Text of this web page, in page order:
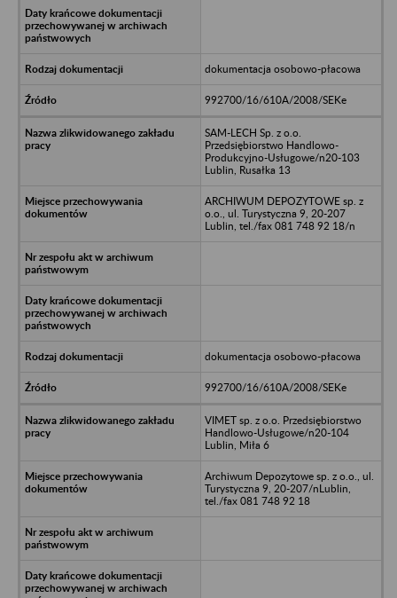
dokumentacja osobowo-płacowa
992700/16/610A/2008/SEKe
SAM-LECH Sp. z o.o.
Przedsiębiorstwo Handlowo-
Produkcyjno-Usługowe/n20-103
Lublin, Rusałka 13
ARCHIWUM DEPOZYTOWE sp. z
o.o., ul. Turystyczna 9, 20-207
Lublin, tel./fax 081 748 92 18/n
dokumentacja osobowo-płacowa
992700/16/610A/2008/SEKe
VIMET sp. z o.o. Przedsiębiorstwo
Handlowo-Usługowe/n20-104
Lublin, Miła 6
Archiwum Depozytowe sp. z o.o., ul.
Turystyczna 9, 20-207/nLublin,
tel./fax 081 748 92 18